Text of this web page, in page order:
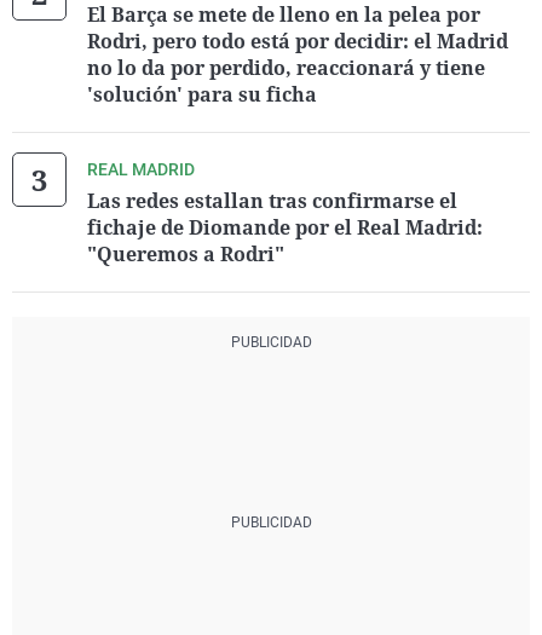
El Barça se mete de lleno en la pelea por
Rodri, pero todo está por decidir: el Madrid
no lo da por perdido, reaccionará y tiene
'solución' para su ficha
REAL MADRID
Las redes estallan tras confirmarse el
fichaje de Diomande por el Real Madrid:
"Queremos a Rodri"